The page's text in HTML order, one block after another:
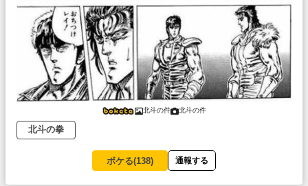
北斗の件 北斗の件
北斗の拳
ボケる(138) 通報する